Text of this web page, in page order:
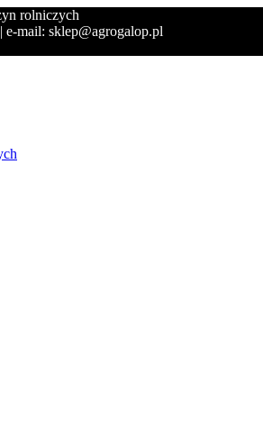
rolniczych
mail: sklep@agrogalop.pl